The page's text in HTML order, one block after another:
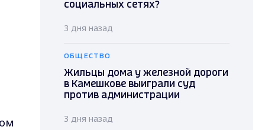
социальных сетях?
3 дня назад
ОБЩЕСТВО
Жильцы дома у железной дороги
в Камешкове выиграли суд
против администрации
3 дня назад